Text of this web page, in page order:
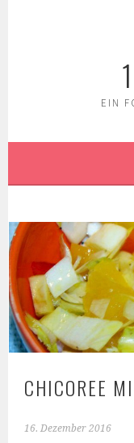
EIN
CHICOREE
16. Dezember 2016